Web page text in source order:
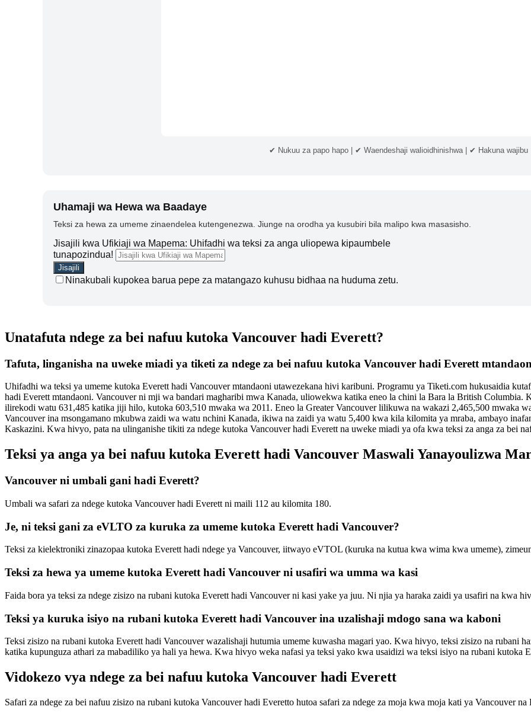
✔ Nukuu za papo hapo | ✔ Waendeshaji walioidhinishwa | ✔ Hakuna wajibu
Uhamaji wa Hewa wa Baadaye
Teksi za hewa za umeme zinaendelea kutengenezwa. Jiunge na orodha ya kusubiri bila malipo kwa masasisho.
Jisajili kwa Ufikiaji wa Mapema: Uhifadhi wa teksi za anga uliopewa kipaumbele
tunapozindua!
Ninakubali kupokea barua pepe za matangazo kuhusu bidhaa na huduma zetu.
Unatafuta ndege za bei nafuu kutoka Vancouver hadi Everett?
Tafuta, linganisha na uweke miadi ya tiketi za ndege za bei nafuu kutoka Vancouver hadi Everett
Uhifadhi wa teksi ya umeme kutoka Everett hadi Vancouver mtandaoni utawezekana hivi karibuni. Programu ya Tiketi.com hukusaidia
hadi Everett mtandaoni. Vancouver ni mji wa bandari magharibi mwa Kanada, uliowekwa katika eneo la chini la Bara la British
ilirekodi watu 631,485 katika jiji hilo, kutoka 603,510 mwaka wa 2011. Eneo la Greater Vancouver lilikuwa na wakazi 2,465,500 mwaka
Vancouver ina msongamano mkubwa zaidi wa watu nchini Kanada, ikiwa na zaidi ya watu 5,400 kwa kila kilomita ya mraba, ambayo
Kaskazini. Kwa hivyo, pata na ulinganishe tikiti za ndege kutoka Vancouver hadi Everett na uweke miadi ya ofa kwa teksi za anga za bei
Teksi ya anga ya bei nafuu kutoka Everett hadi Vancouver Maswali Yanayoulizwa
Vancouver ni umbali gani hadi Everett?
Umbali wa safari za ndege kutoka Vancouver hadi Everett ni maili 112 au kilomita 180.
Je, ni teksi gani za eVLTO za kuruka za umeme kutoka Everett hadi Vancouver?
Teksi za kielektroniki zinazopaa kutoka Everett hadi ndege ya Vancouver, iitwayo eVTOL (kuruka na kutua kwa wima kwa umeme),
Teksi za hewa ya umeme kutoka Everett hadi Vancouver ni usafiri wa umma wa kasi
Faida bora ya teksi za ndege zisizo na rubani kutoka Everett hadi Vancouver ni kasi yake ya juu. Ni njia ya haraka zaidi ya usafiri na kwa
Teksi ya kuruka isiyo na rubani kutoka Everett hadi Vancouver ina uzalishaji mdogo sana wa kaboni
Teksi zisizo na rubani kutoka Everett hadi Vancouver wazalishaji hutumia umeme kuwasha magari yao. Kwa hivyo, teksi zisizo na rubani
katika kupunguza athari za mabadiliko ya hali ya hewa. Kwa hivyo weka nafasi ya teksi yako kwa usaidizi wa teksi isiyo na rubani kutoka
Vidokezo vya ndege za bei nafuu kutoka Vancouver hadi Everett
Safari za ndege za bei nafuu zisizo na rubani kutoka Vancouver hadi Everetto hutoa safari za ndege za moja kwa moja kati ya Vancouver na